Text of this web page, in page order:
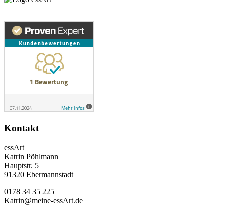
Kontakt
essArt
Katrin Pöhlmann
Hauptstr. 5
91320 Ebermannstadt
0178 34 35 225
Katrin@meine-essArt.de